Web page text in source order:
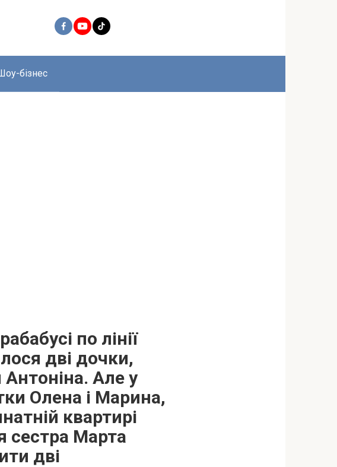
бізнес
по лінії
дві дочки,
Але у
Олена і Марина,
квартирі
сестра Марта
дві